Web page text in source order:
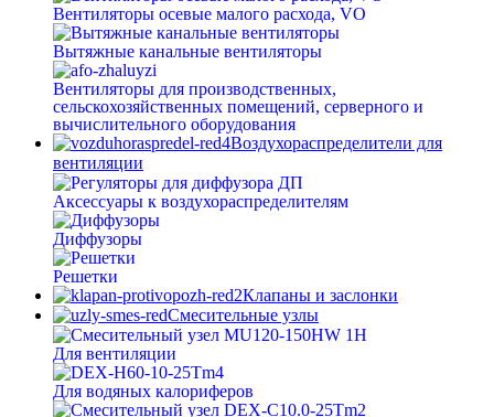
Вентиляторы осевые малого расхода, VO
Вытяжные канальные вентиляторы
Вентиляторы для производственных,
сельскохозяйственных помещений, серверного и
вычислительного оборудования
Воздухораспределители для
вентиляции
Аксессуары к воздухораспределителям
Диффузоры
Решетки
Клапаны и заслонки
Смесительные узлы
Для вентиляции
Для водяных калориферов